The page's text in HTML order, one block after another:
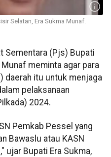
Selatan, Era Sukma Munaf.
Sementara (Pjs) Bupati
meminta agar para
daerah itu untuk menjaga
pelaksanaan
2024.
Pemkab Pessel yang
Bawaslu atau KASN
ujar Bupati Era Sukma,